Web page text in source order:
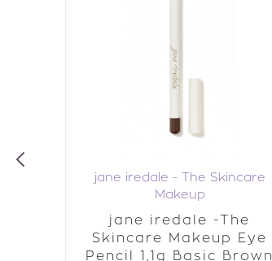
jane iredale - The Skincare
Makeup
jane iredale -The
Skincare Makeup Eye
Pencil 1,1g Basic Brown